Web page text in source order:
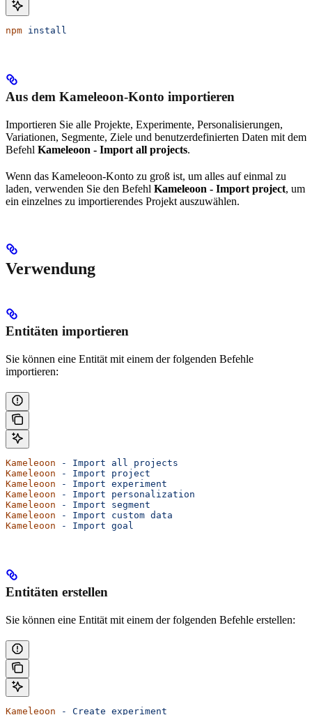
npm install
Aus dem Kameleoon-Konto importieren
Importieren Sie alle Projekte, Experimente, Personalisierungen,
Variationen, Segmente, Ziele und benutzerdefinierten Daten mit dem
Befehl Kameleoon - Import all projects.
Wenn das Kameleoon-Konto zu groß ist, um alles auf einmal zu
laden, verwenden Sie den Befehl Kameleoon - Import project, um
ein einzelnes zu importierendes Projekt auszuwählen.
Verwendung
Entitäten importieren
Sie können eine Entität mit einem der folgenden Befehle
importieren:
Kameleoon - Import all
projects
Kameleoon - Import project
Kameleoon - Import experiment
Kameleoon - Import personalization
Kameleoon - Import segment
Kameleoon - Import custom data
Kameleoon - Import goal
Entitäten erstellen
Sie können eine Entität mit einem der folgenden Befehle erstellen:
Kameleoon - Create experiment